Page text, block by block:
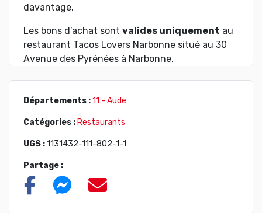
davantage.
Les bons d’achat sont valides uniquement au
restaurant Tacos Lovers Narbonne situé au 30
Avenue des Pyrénées à Narbonne.
Départements :11 - Aude
Catégories : Restaurants
UGS :1131432-111-802-1-1
Partage :